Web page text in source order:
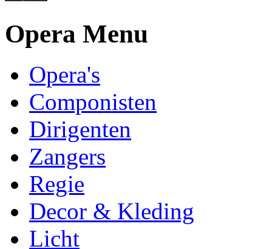
Opera Menu
Opera's
Componisten
Dirigenten
Zangers
Regie
Decor & Kleding
Licht